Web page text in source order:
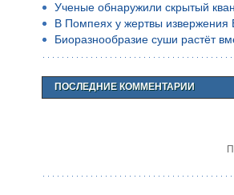
Ученые обнаружили скрытый
В Помпеях у жертвы извержения
Биоразнообразие суши растёт
ПОСЛЕДНИЕ КОММЕНТАРИИ